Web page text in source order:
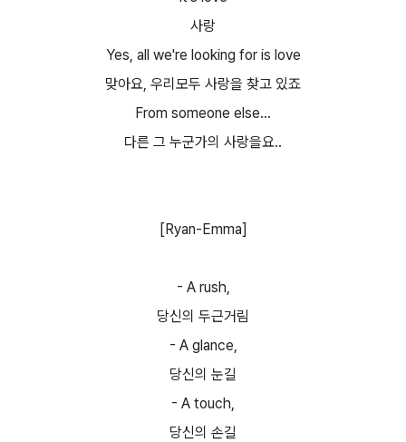
사랑
Yes, all we're looking for is love
맞아요, 우리모두 사랑을 찾고 있죠
From someone else...
다른 그 누군가의 사랑을요..
[Ryan-Emma]
- A rush,
당신의 두근거림
- A glance,
당신의 눈길
- A touch,
당신의 손길